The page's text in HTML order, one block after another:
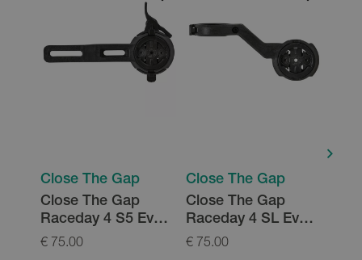
Close The Gap
Close The Gap
Raceday 4 S5 Evo
Cervelo
€ 75.00
Close The Gap
Close The Gap
Raceday 4 SL Evo
Multi Brand
€ 75.00